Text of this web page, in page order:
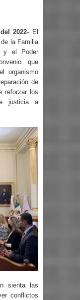
2022-
El
la Familia
y el Poder
que
organismo
de
reforzar los
justicia a
sienta las
conflictos